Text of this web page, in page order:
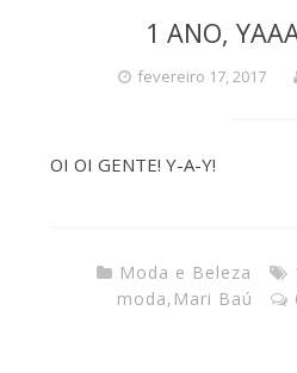
1 ANO,
fevereiro 17, 2017
OI OI GENTE! Y-A-Y!
Moda e Beleza
moda, Mari Baú